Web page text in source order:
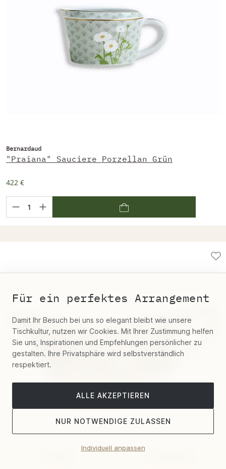
Bernardaud
"Praiana" Sauciere Porzellan Grün
422 €
Für ein perfektes Arrangement
Damit Ihr Besuch bei uns so elegant bleibt wie unsere
Tischkultur, nutzen wir Cookies. Mit Ihrer Zustimmung helfen
Sie uns, Inspirationen und Empfehlungen persönlicher zu
gestalten. Ihre Privatsphäre wird selbstverständlich
respektiert.
ALLE AKZEPTIEREN
NUR NOTWENDIGE ZULASSEN
Individuell anpassen